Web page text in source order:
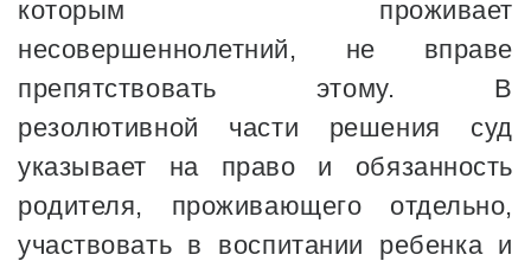
которым проживает
несовершеннолетний, не вправе
препятствовать этому. В
резолютивной части решения суд
указывает на право и обязанность
родителя, проживающего отдельно,
участвовать в воспитании ребенка и